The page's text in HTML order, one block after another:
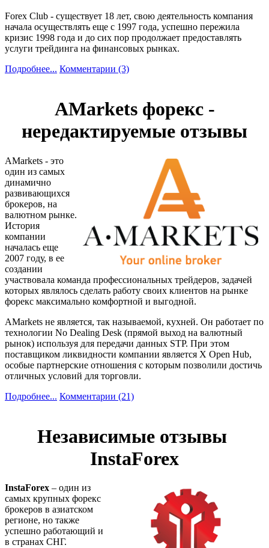
Forex Club - существует 18 лет, свою деятельность компания
начала осуществлять еще с 1997 года, успешно пережила
кризис 1998 года и до сих пор продолжает предоставлять
услуги трейдинга на финансовых рынках.
Подробнее... Комментарии (3)
AMarkets форекc -
нередактируемые отзывы
AMarkets - это
один из самых
динамично
развивающихся
брокеров, на
валютном рынке.
История
компании
началась еще
2007 году, в ее
создании
участвовала команда профессиональных трейдеров, задачей
которых являлось сделать работу своих клиентов на рынке
форекс максимально комфортной и выгодной.
AMarkets не является, так называемой, кухней. Он работает по
технологии No Dealing Desk (прямой выход на валютный
рынок) используя для передачи данных STP. При этом
поставщиком ликвидности компании является X Open Hub,
особые партнерские отношения с которым позволили достичь
отличных условий для торговли.
Подробнее... Комментарии (21)
Независимые отзывы
InstaForex
InstaForex – один из
самых крупных форекс
брокеров в азиатском
регионе, но также
успешно работающий и
в странах СНГ.